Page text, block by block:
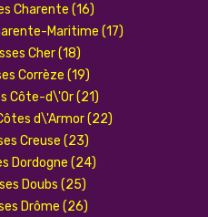
Charente (16)
Maritime (17)
Cher (18)
Corrèze (19)
Côte-d\'Or (21)
d\'Armor (22)
Creuse (23)
Dordogne (24)
Doubs (25)
Drôme (26)